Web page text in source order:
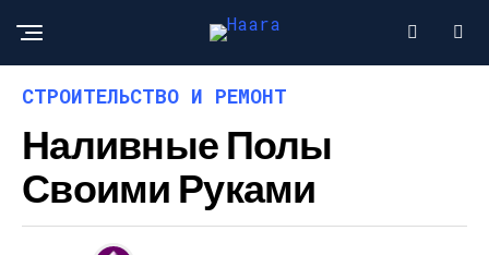
СТРОИТЕЛЬСТВО И РЕМОНТ
Наливные Полы
Своими Руками